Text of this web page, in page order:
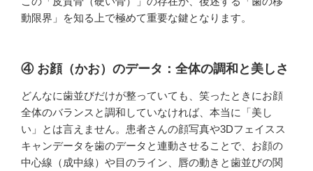
動限界」を知る上で極めて重要な鍵となります。
④ お顔（かお）のデータ：全体の調和と美しさ
どんなに歯並びだけが整っていても、笑ったときにお顔
全体のバランスと調和していなければ、本当に「美し
い」とは言えません。患者さんの顔写真や3Dフェイスス
キャンデータを歯のデータと連動させることで、お顔の
中心線（成中線）や目のライン、唇の動きと歯並びの関